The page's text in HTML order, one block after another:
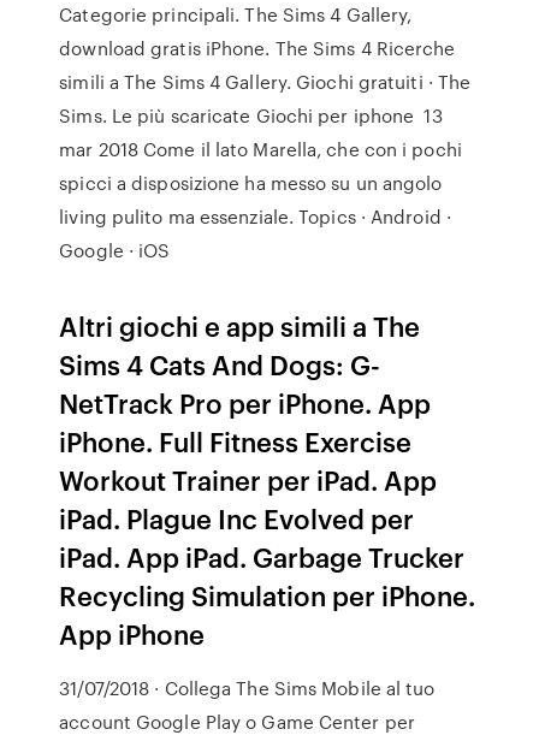
Categorie principali. The Sims 4 Gallery,
download gratis iPhone. The Sims 4 Ricerche
simili a The Sims 4 Gallery. Giochi gratuiti · The
Sims. Le più scaricate Giochi per iphone 13
mar 2018 Come il lato Marella, che con i pochi
spicci a disposizione ha messo su un angolo
living pulito ma essenziale. Topics · Android ·
Google · iOS
Altri giochi e app simili a The
Sims 4 Cats And Dogs: G-
NetTrack Pro per iPhone. App
iPhone. Full Fitness Exercise
Workout Trainer per iPad. App
iPad. Plague Inc Evolved per
iPad. App iPad. Garbage Trucker
Recycling Simulation per iPhone.
App iPhone
31/07/2018 · Collega The Sims Mobile al tuo
account Google Play o Game Center per